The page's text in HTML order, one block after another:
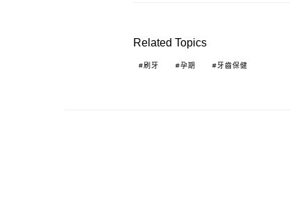
Related Topics
刷牙 孕期 牙齒保健